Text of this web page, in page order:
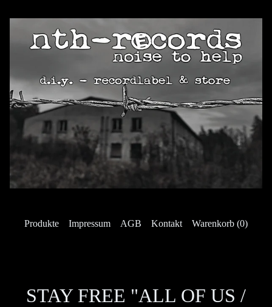
Produkte Impressum AGB Kontakt Warenkorb (0)
STAY FREE "ALL OF US /